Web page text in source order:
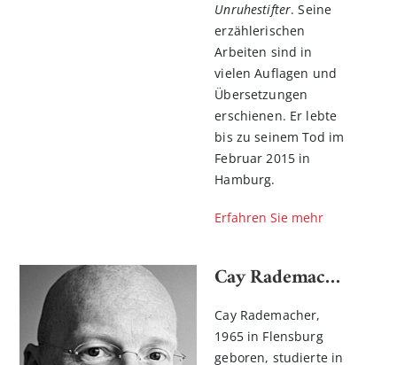
Unruhestifter. Seine
erzählerischen
Arbeiten sind in
vielen Auflagen und
Übersetzungen
erschienen. Er lebte
bis zu seinem Tod im
Februar 2015 in
Hamburg.
Erfahren Sie mehr
Cay Rademacher
Cay Rademacher,
1965 in Flensburg
geboren, studierte in